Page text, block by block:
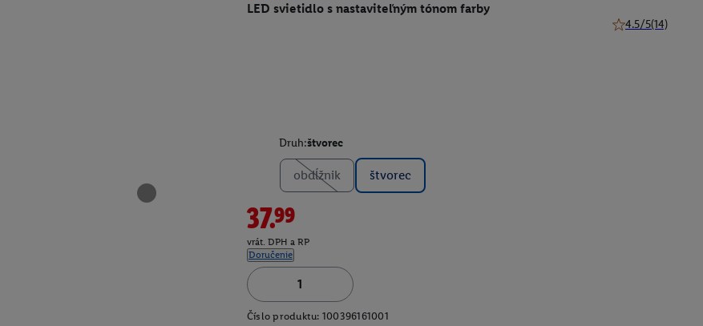
LED svietidlo s nastaviteľným tónom farby
4.5/5(14)
Druh:štvorec
obdĺžnik štvorec
37.99
vrát. DPH a RP
Doručenie
Číslo produktu: 100396161001